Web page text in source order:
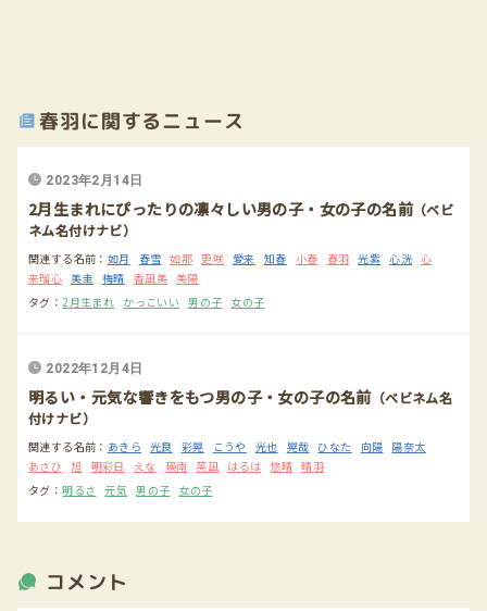
春羽に関するニュース
2023年2月14日
2月生まれにぴったりの凛々しい男の子・女の子の名前（ベビ
ネム名付けナビ）
関連する名前： 如月 春雪 如那 更咲 愛来 知春 小春 春羽 光紫 心洸 心
来瑠心 美圭 梅晴 香凪美 美陽
タグ：2月生まれ かっこいい 男の子 女の子
2022年12月4日
明るい・元気な響きをもつ男の子・女の子の名前（ベビネム名
付けナビ）
関連する名前： あきら 光良 彩晃 こうや 光也 晃哉 ひなた 向陽 陽奈太
あさひ
旭 明彩日 えな 瑛南 笑凪 はるは 悠晴 晴羽
タグ：明るさ 元気 男の子 女の子
コメント